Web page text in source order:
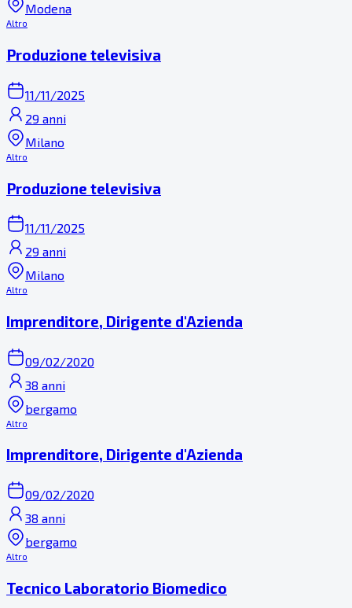
Modena
Altro
Produzione televisiva
11/11/2025
29 anni
Milano
Altro
Produzione televisiva
11/11/2025
29 anni
Milano
Altro
Imprenditore, Dirigente d'Azienda
09/02/2020
38 anni
bergamo
Altro
Imprenditore, Dirigente d'Azienda
09/02/2020
38 anni
bergamo
Altro
Tecnico Laboratorio Biomedico